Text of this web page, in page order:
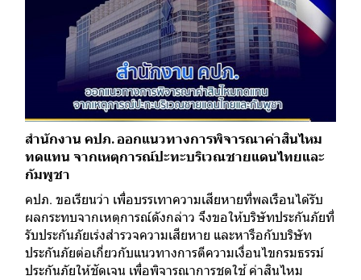
สำนักงาน คปภ. ออกแนวทางการพิจารณาค่าสินไหม
ทดแทน จากเหตุการณ์ปะทะบริเวณชายแดนไทยและ
กัมพูชา
คปภ. ขอเรียนว่า เพื่อบรรเทาความเสียหายที่พลเรือนได้รับ
ผลกระทบจากเหตุการณ์ดังกล่าว จึงขอให้บริษัทประกันภัยที่
รับประกันภัยเร่งสำรวจความเสียหาย และหารือกับบริษัท
ประกันภัยต่อเกี่ยวกับแนวทางการตีความเงื่อนไขกรมธรรม์
ประกันภัยให้ชัดเจน เพื่อพิจารณาการชดใช้ ค่าสินไหม